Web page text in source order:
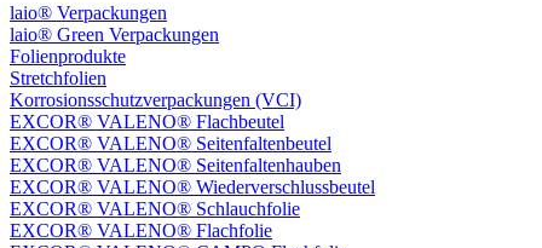
laio® Verpackungen
laio® Green Verpackungen
Folienprodukte
Stretchfolien
Korrosionsschutzverpackungen (VCI)
EXCOR® VALENO® Flachbeutel
EXCOR® VALENO® Seitenfaltenbeutel
EXCOR® VALENO® Seitenfaltenhauben
EXCOR® VALENO® Wiederverschlussbeutel
EXCOR® VALENO® Schlauchfolie
EXCOR® VALENO® Flachfolie